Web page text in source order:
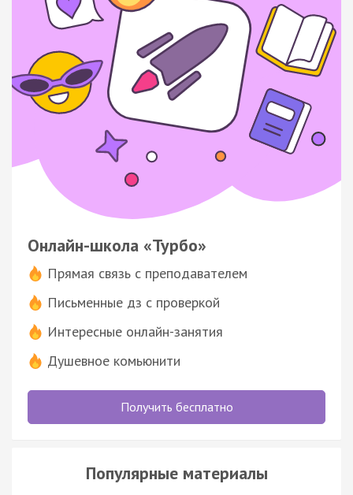
Онлайн-школа «Турбо»
Прямая связь с преподавателем
Письменные дз с проверкой
Интересные онлайн-занятия
Душевное комьюнити
Получить бесплатно
Популярные материалы